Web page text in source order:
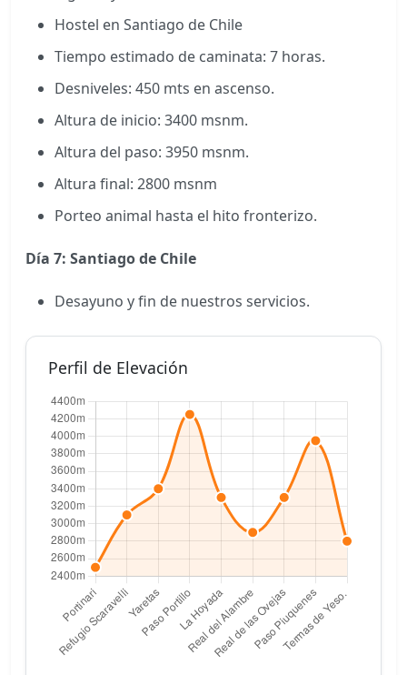
Hostel en Santiago de Chile
Tiempo estimado de caminata: 7 horas.
Desniveles: 450 mts en ascenso.
Altura de inicio: 3400 msnm.
Altura del paso: 3950 msnm.
Altura final: 2800 msnm
Porteo animal hasta el hito fronterizo.
Día 7: Santiago de Chile
Desayuno y fin de nuestros servicios.
Perfil de Elevación